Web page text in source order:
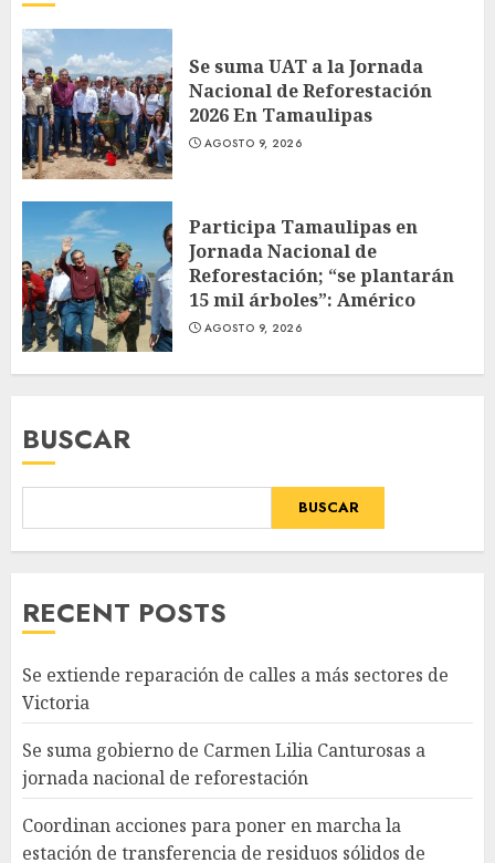
Se suma UAT a la Jornada
Nacional de Reforestación
2026 En Tamaulipas
AGOSTO 9, 2026
Participa Tamaulipas en
Jornada Nacional de
Reforestación; “se plantarán
15 mil árboles”: Américo
AGOSTO 9, 2026
BUSCAR
BUSCAR
RECENT POSTS
Se extiende reparación de calles a más sectores de
Victoria
Se suma gobierno de Carmen Lilia Canturosas a
jornada nacional de reforestación
Coordinan acciones para poner en marcha la
estación de transferencia de residuos sólidos de